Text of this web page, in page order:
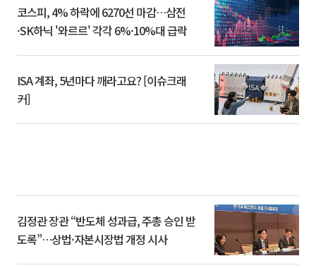
코스피, 4% 하락에 6270선 마감…삼전
·SK하닉 '와르르' 각각 6%·10%대 급락
ISA 계좌, 5년마다 깨라고요? [이슈크래
커]
김정관 장관 “반도체 성과급, 주총 승인 받
도록”…상법·자본시장법 개정 시사